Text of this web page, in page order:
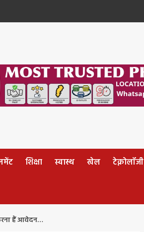
शिक्षा स्वास्थ खेल टेक्नोलॉजी
हैं आवेदन…